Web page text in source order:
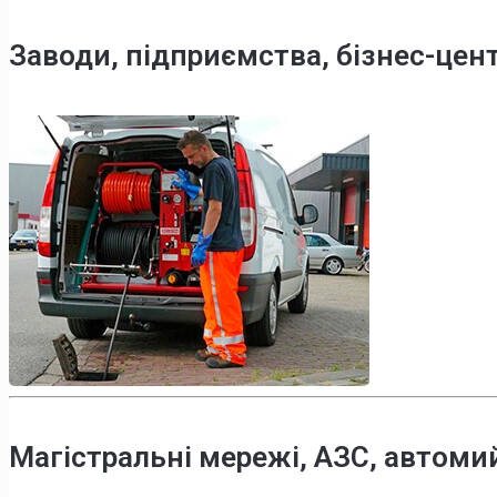
Заводи, підприємства, бізнес-
Магістральні мережі, АЗС,